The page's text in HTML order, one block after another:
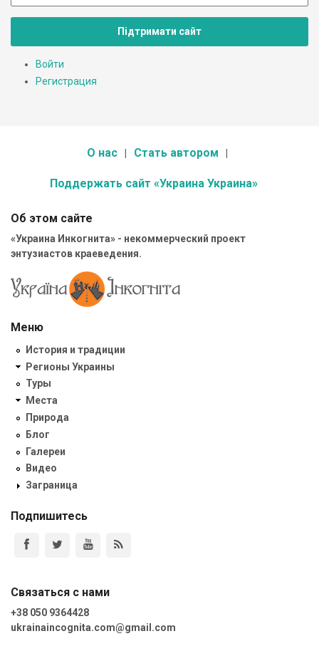
Підтримати сайт
Войти
Регистрация
О нас Стать автором
Поддержать сайт «Украина Украина»
Об этом сайте
«Украина Инкогнита» - некоммерческий проект
энтузиастов краеведения.
Меню
История и традиции
Регионы Украины
Туры
Места
Природа
Блог
Галереи
Видео
Заграница
Подпишитесь
Связаться с нами
+38 050 9364428
ukrainaincognita.com@gmail.com